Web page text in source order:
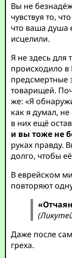
Вы не
чувствуя то,
что ваша душа
исцелили.
Я не здесь для
происходило в
предсмертные
товарищей.
же: «Я
как я думал, не
в них ещё
и вы тоже не
руках правду.
долго, чтобы
В еврейском
повторяют
Даже после
греха.